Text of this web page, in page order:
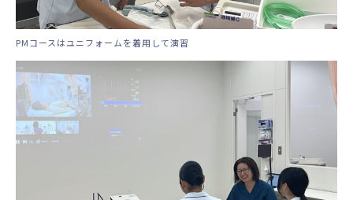
PMコースはユニフォームを着用して演習